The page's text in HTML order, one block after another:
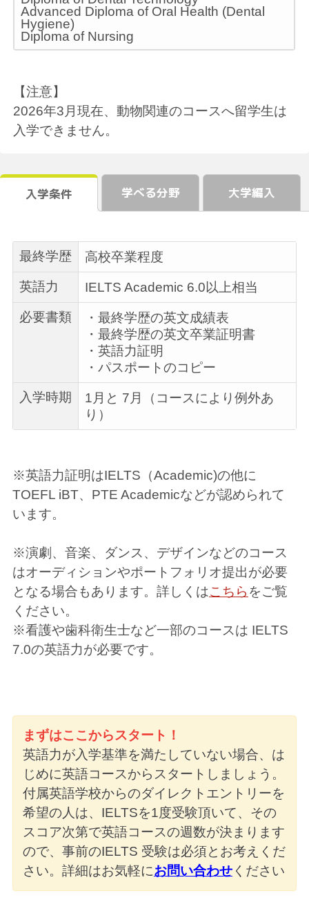
Advanced Diploma of Oral Health (Dental
Hygiene)
Diploma of Nursing
【注意】
2026年3月現在、動物関連のコースへ留学生は
入学できません。
入学条件 学べる分野 大学編入
最終学歴 高校卒業程度
英語力 IELTS Academic 6.0以上相当
必要書類
・最終学歴の英文成績表
・最終学歴の英文卒業証明書
・英語力証明
・パスポートのコピー
入学時期
1月と 7月（コースにより例外あ
り）
※英語力証明はIELTS（Academic)の他に
TOEFL iBT、PTE Academicなどが認められて
います。
※演劇、音楽、ダンス、デザインなどのコース
はオーディションやポートフォリオ提出が必要
となる場合もあります。詳しくはこちら をご覧
ください。
※看護や歯科衛生士など一部のコースは IELTS
7.0の英語力が必要です。
まずはここからスタート！
英語力が入学基準を満たしていない場合、は
じめに英語コースからスタートしましょう。
付属英語学校からのダイレクトエントリーを
希望の人は、IELTSを1度受験頂いて、その
スコア次第で英語コースの週数が決まります
ので、事前のIELTS 受験は必須とお考えくだ
さい。詳細はお気軽にお問い合わせください